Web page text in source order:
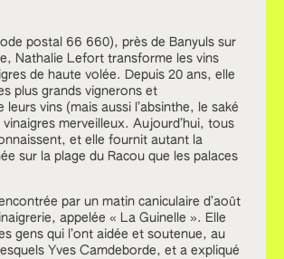
postal 66 660), près de Banyuls sur
Nathalie Lefort transforme les vins
de haute volée. Depuis 20 ans, elle
plus grands vignerons et
leurs vins (mais aussi l’absinthe, le saké
merveilleux. Aujourd’hui, tous
et elle fournit autant la
sur la plage du Racou que les palaces
par un matin caniculaire d’août
appelée « La Guinelle ». Elle
gens qui l’ont aidée et soutenue, au
Yves Camdeborde, et a expliqué